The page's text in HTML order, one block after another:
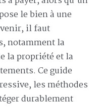
le bien à une
il faut
notamment la
la propriété et la
Ce guide
les méthodes
durablement